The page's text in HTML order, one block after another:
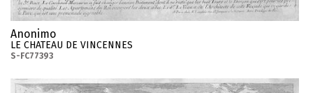
Anonimo
LE CHATEAU DE VINCENNES
S-FC77393